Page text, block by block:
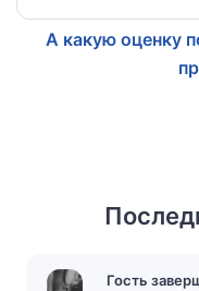
А какую оценку
Гость